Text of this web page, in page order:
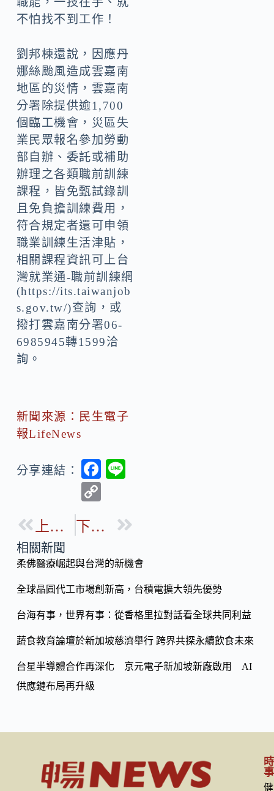
不怕找不到工作！
劉邦棟還說，因應丹
娜絲颱風造成雲嘉南
地區的災情，雲嘉南
分署除提供逾1,700
個臨工機會，災區失
業民眾報名參加勞動
部自辦、委託或補助
辦理之各類職前訓練
課程，皆免甄試錄訓
且免負擔訓練費用，
符合規定者還可申領
職業訓練生活津貼，
相關課程資訊可上台
灣就業通-職前訓練網
(https://its.taiwanjob
s.gov.tw/)查詢，或
撥打雲嘉南分署06-
6985945轉1599洽
詢。
新聞來源：民生電子
報LifeNews
分享連結：
F
b
o
k
p
Li
n
k
上一篇 下一篇
相關新聞
柔佛醫療崛起與台灣的新機會
全球晶圓代工市場創新高，台積電擴大領先優勢
台海有事，世界有事：從香格里拉對話看全球共同利益
蔬食教育論壇於新加坡慈濟舉行 跨界共探永續飲食未來
台星半導體合作再深化 京元電子新加坡新廠啟用 AI
供應鏈布局再升級
時
事
健